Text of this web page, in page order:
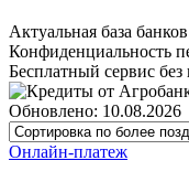
Актуальная база
Конфиденциальность
Бесплатный сервис
Обновлено: 10.08.2026
Онлайн-платеж